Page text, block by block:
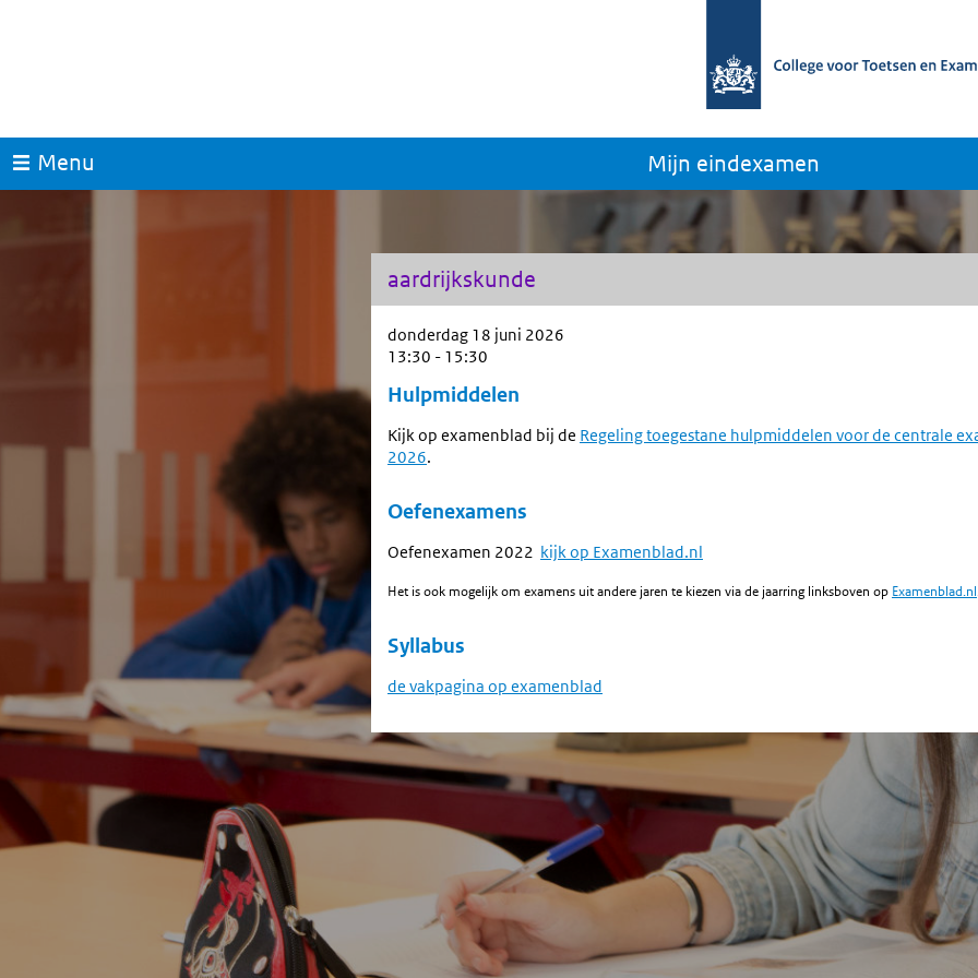
Menu Mijn eindexamen
aardrijkskunde
donderdag 18 juni 2026
13:30 - 15:30
Hulpmiddelen
Kijk op examenblad bij de Regeling toegestane hulpmiddelen voor de centrale
2026.
Oefenexamens
Oefenexamen 2022 kijk op Examenblad.nl
Het is ook mogelijk om examens uit andere jaren te kiezen via de jaarring linksboven op Examenblad.nl
Syllabus
de vakpagina op examenblad